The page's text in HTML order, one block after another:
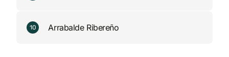
10 Arrabalde Ribereño